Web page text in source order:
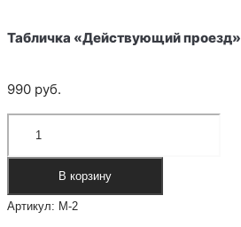
Табличка «Действующий проезд»
990 руб.
проезд"
В корзину
Артикул: М-2